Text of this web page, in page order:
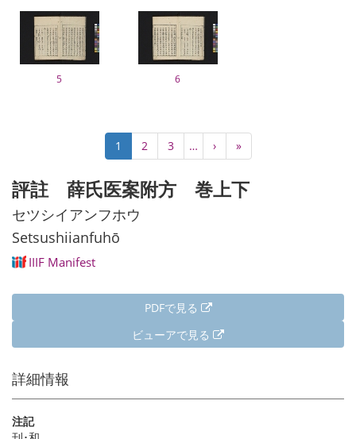
5 6
送
り
カ
レ
ン
ト
ペ
ー
ジ
1 Page
2 Page
3 …
次
ペ
ー
ジ
›
最
終
ペ
ー
»
評註 薛氏医案附方 巻上下
セツシイアンフホウ
Setsushiianfuhō
IIIF Manifest
PDFで見る
ビューアで見る
詳細情報
注記